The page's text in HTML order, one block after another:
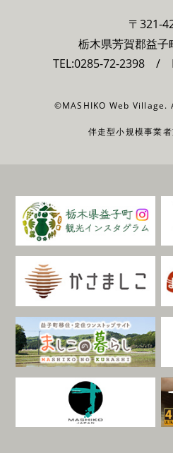
〒321-
栃木県芳賀郡益子
TEL:0285-72-2398/
©MASHIKO Web
伴走型小規模事業